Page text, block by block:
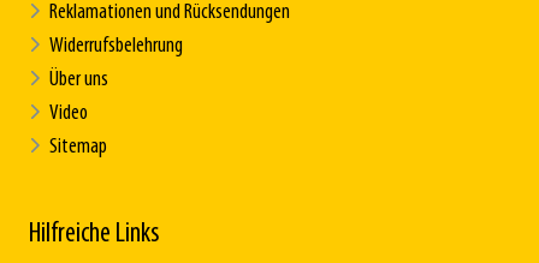
Reklamationen und Rücksendungen
Widerrufsbelehrung
Über uns
Video
Sitemap
Hilfreiche Links